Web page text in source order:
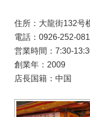
住所：大龍街132号
電話：0926-252-081
営業時間：7:30-
創業年：2009
店長国籍：中国